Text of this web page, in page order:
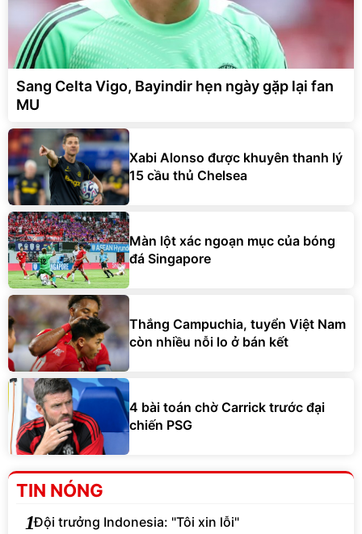
Sang Celta Vigo, Bayindir hẹn ngày gặp lại fan
MU
Xabi Alonso được khuyên thanh lý
15 cầu thủ Chelsea
Màn lột xác ngoạn mục của bóng
đá Singapore
Thắng Campuchia, tuyển Việt Nam
còn nhiều nỗi lo ở bán kết
4 bài toán chờ Carrick trước đại
chiến PSG
TIN NÓNG
1Đội trưởng Indonesia: "Tôi xin lỗi"